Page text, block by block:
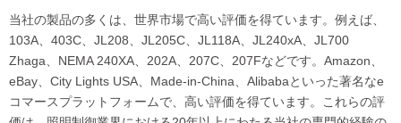
当社の製品の多くは、世界市場で高い評価を得ています。例えば、
103A、403C、JL208、JL205C、JL118A、JL240xA、JL700
Zhaga、NEMA 240XA、202A、207C、207Fなどです。Amazon、
eBay、City Lights USA、Made-in-China、Alibabaといった著名なe
コマースプラットフォームで、高い評価を得ています。これらの評